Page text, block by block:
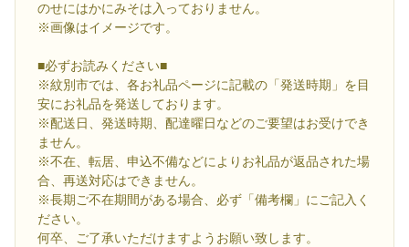
のせにはかにみそは入っておりません。
※画像はイメージです。
■必ずお読みください■
※紋別市では、各お礼品ページに記載の「発送時期」を目
安にお礼品を発送しております。
※配送日、発送時期、配達曜日などのご要望はお受けでき
ません。
※不在、転居、申込不備などによりお礼品が返品された場
合、再送対応はできません。
※長期ご不在期間がある場合、必ず「備考欄」にご記入く
ださい。
何卒、ご了承いただけますようお願い致します。